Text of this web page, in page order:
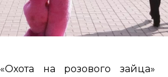
на розового зайца»